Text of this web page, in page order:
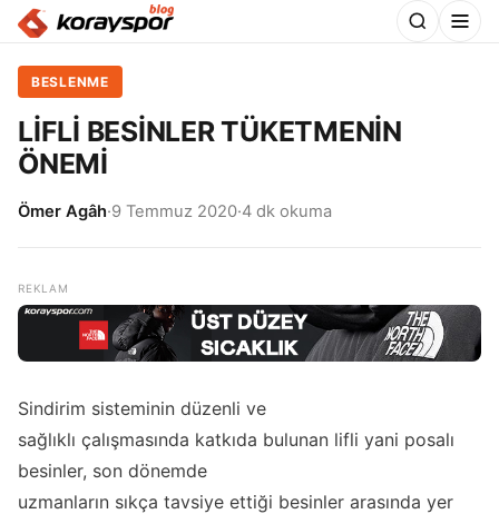
BESLENME
LİFLİ BESİNLER TÜKETMENİN
ÖNEMİ
Ömer Agâh·9 Temmuz 2020·4 dk okuma
Sindirim sisteminin düzenli ve
sağlıklı çalışmasında katkıda bulunan lifli yani posalı
besinler, son dönemde
uzmanların sıkça tavsiye ettiği besinler arasında yer